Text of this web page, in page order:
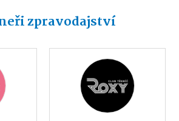
zpravodajství